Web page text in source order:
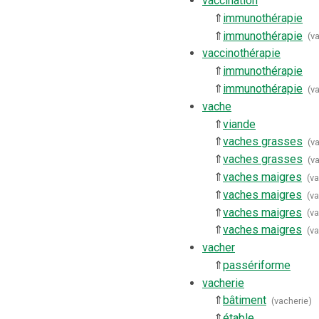
⇑ immunothérapie
⇑ immunothérapie (
vaccinothérapie
⇑ immunothérapie
⇑ immunothérapie (
vache
⇑viande
⇑vaches grasses (
⇑vaches grasses (
⇑vaches maigres (
⇑vaches maigres (
⇑vaches maigres (
⇑vaches maigres (
vacher
⇑passériforme
vacherie
⇑ bâtiment (vacherie)